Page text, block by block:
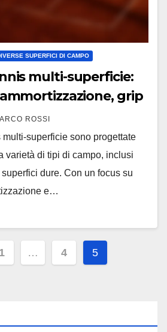
SUPERFICI DI CAMPO
multi-superficie:
grip
ROSSI
multi-superficie sono progettate
varietà di tipi di campo, inclusi
dure. Con un focus su
e…
1 … 4 5